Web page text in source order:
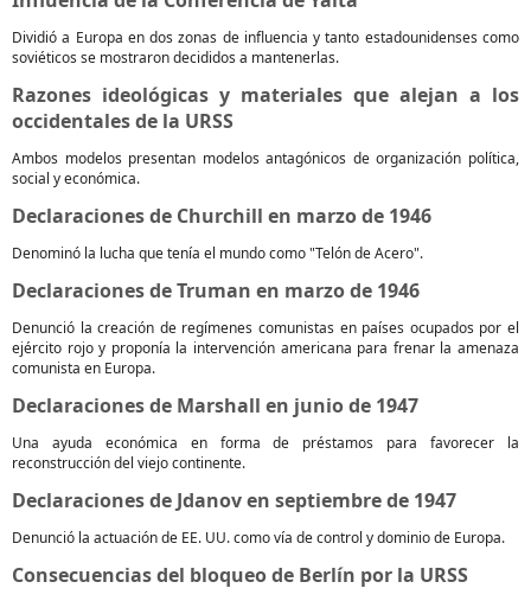
Dividió a Europa en dos zonas de influencia y tanto estadounidenses como
soviéticos se mostraron decididos a mantenerlas.
Razones ideológicas y materiales que alejan a los
occidentales de la URSS
Ambos modelos presentan modelos antagónicos de organización política,
social y económica.
Declaraciones de Churchill en marzo de 1946
Denominó la lucha que tenía el mundo como "Telón de Acero".
Declaraciones de Truman en marzo de 1946
Denunció la creación de regímenes comunistas en países ocupados por el
ejército rojo y proponía la intervención americana para frenar la amenaza
comunista en Europa.
Declaraciones de Marshall en junio de 1947
Una ayuda económica en forma de préstamos para favorecer la
reconstrucción del viejo continente.
Declaraciones de Jdanov en septiembre de 1947
Denunció la actuación de EE. UU. como vía de control y dominio de Europa.
Consecuencias del bloqueo de Berlín por la URSS